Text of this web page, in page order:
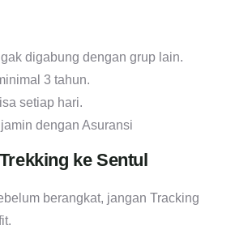
digabung dengan grup lain.
3 tahun.
setiap hari.
dengan Asuransi
ke Sentul
berangkat, jangan Tracking